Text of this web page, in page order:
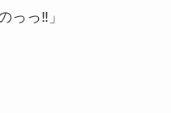
っっ‼︎」